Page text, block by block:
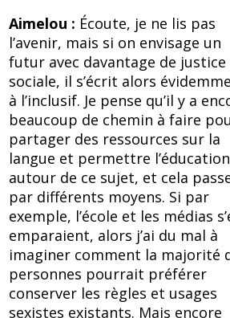
Aimelou : Écoute, je ne lis pas
l’avenir, mais si on envisage un
futur avec davantage de justice
sociale, il s’écrit alors
à l’inclusif. Je pense qu’il y a
beaucoup de chemin à faire
partager des ressources sur la
langue et permettre l’éducation
autour de ce sujet, et cela
par différents moyens. Si par
exemple, l’école et les médias
emparaient, alors j’ai du mal à
imaginer comment la majorité
personnes pourrait préférer
conserver les règles et usages
sexistes existants. Mais encore